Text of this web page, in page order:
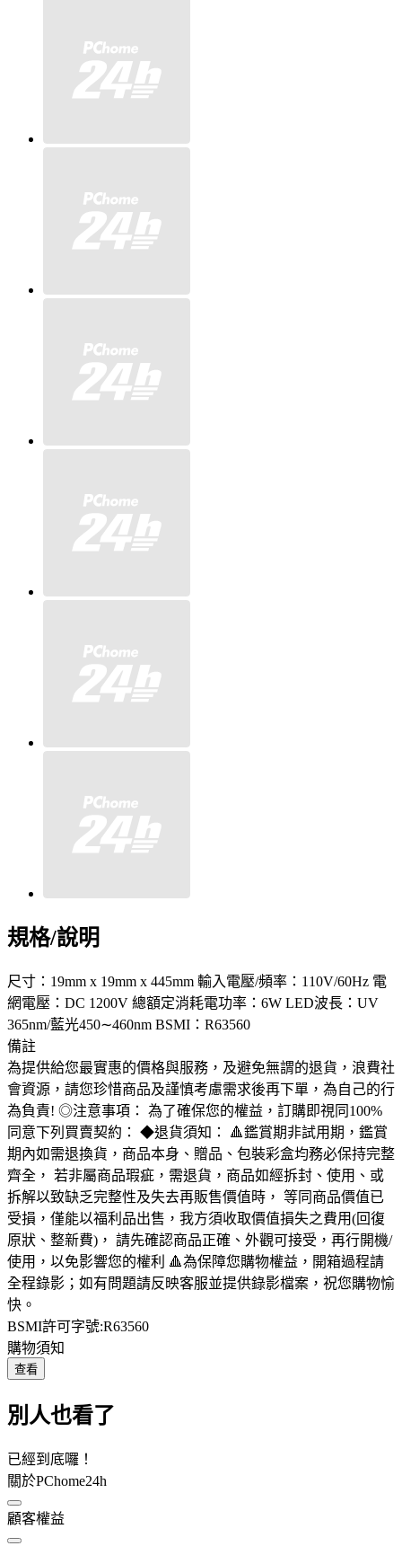
規格/說明
尺寸：19mm x 19mm x 445mm 輸入電壓/頻率：110V/60Hz 電
網電壓：DC 1200V 總額定消耗電功率：6W LED波長：UV
365nm/藍光450∼460nm BSMI：R63560
備註
為提供給您最實惠的價格與服務，及避免無謂的退貨，浪費社
會資源，請您珍惜商品及謹慎考慮需求後再下單，為自己的行
為負責! ◎注意事項： 為了確保您的權益，訂購即視同100%
同意下列買賣契約： ◆退貨須知： 🔺鑑賞期非試用期，鑑賞
期內如需退換貨，商品本身、贈品、包裝彩盒均務必保持完整
齊全， 若非屬商品瑕疵，需退貨，商品如經拆封、使用、或
拆解以致缺乏完整性及失去再販售價值時， 等同商品價值已
受損，僅能以福利品出售，我方須收取價值損失之費用(回復
原狀、整新費)， 請先確認商品正確、外觀可接受，再行開機/
使用，以免影響您的權利 🔺為保障您購物權益，開箱過程請
全程錄影；如有問題請反映客服並提供錄影檔案，祝您購物愉
快。
BSMI許可字號:R63560
購物須知
查看
別人也看了
已經到底囉！
關於PChome24h
顧客權益